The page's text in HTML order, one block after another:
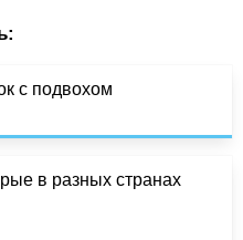
с подвохом
в разных странах